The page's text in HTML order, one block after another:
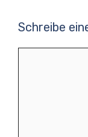
Schreibe